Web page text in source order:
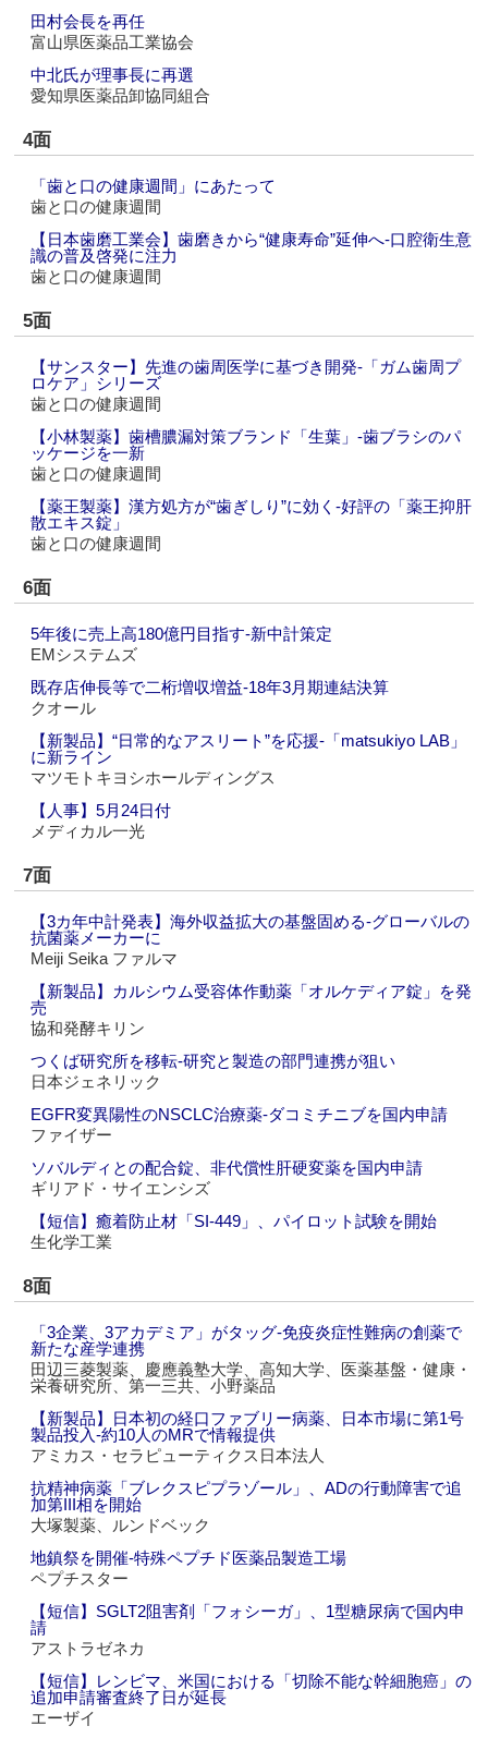
田村会長を再任
富山県医薬品工業協会
中北氏が理事長に再選
愛知県医薬品卸協同組合
4面
「歯と口の健康週間」にあたって
歯と口の健康週間
【日本歯磨工業会】歯磨きから“健康寿命”延伸へ‐口腔衛生意
識の普及啓発に注力
歯と口の健康週間
5面
【サンスター】先進の歯周医学に基づき開発‐「ガム歯周プ
ロケア」シリーズ
歯と口の健康週間
【小林製薬】歯槽膿漏対策ブランド「生葉」‐歯ブラシのパ
ッケージを一新
歯と口の健康週間
【薬王製薬】漢方処方が“歯ぎしり”に効く‐好評の「薬王抑肝
散エキス錠」
歯と口の健康週間
6面
5年後に売上高180億円目指す‐新中計策定
EMシステムズ
既存店伸長等で二桁増収増益‐18年3月期連結決算
クオール
【新製品】“日常的なアスリート”を応援‐「matsukiyo LAB」
に新ライン
マツモトキヨシホールディングス
【人事】5月24日付
メディカル一光
7面
【3カ年中計発表】海外収益拡大の基盤固める‐グローバルの
抗菌薬メーカーに
Meiji Seika ファルマ
【新製品】カルシウム受容体作動薬「オルケディア錠」を発
売
協和発酵キリン
つくば研究所を移転‐研究と製造の部門連携が狙い
日本ジェネリック
EGFR変異陽性のNSCLC治療薬‐ダコミチニブを国内申請
ファイザー
ソバルディとの配合錠、非代償性肝硬変薬を国内申請
ギリアド・サイエンシズ
【短信】癒着防止材「SI-449」、パイロット試験を開始
生化学工業
8面
「3企業、3アカデミア」がタッグ‐免疫炎症性難病の創薬で
新たな産学連携
田辺三菱製薬、慶應義塾大学、高知大学、医薬基盤・健康・
栄養研究所、第一三共、小野薬品
【新製品】日本初の経口ファブリー病薬、日本市場に第1号
製品投入‐約10人のMRで情報提供
アミカス・セラピューティクス日本法人
抗精神病薬「ブレクスピプラゾール」、ADの行動障害で追
加第III相を開始
大塚製薬、ルンドベック
地鎮祭を開催‐特殊ペプチド医薬品製造工場
ペプチスター
【短信】SGLT2阻害剤「フォシーガ」、1型糖尿病で国内申
請
アストラゼネカ
【短信】レンビマ、米国における「切除不能な幹細胞癌」の
追加申請審査終了日が延長
エーザイ